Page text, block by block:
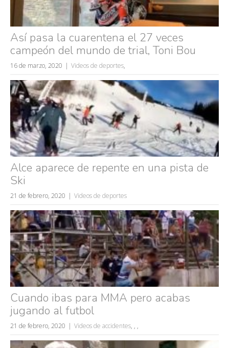
Búsquedas populares
mujeres guapas
volver a nacer
accidentes
rusos
caídas
Así pasa la cuarentena el 27 veces
campeón del mundo de trial, Toni Bou
16 de marzo, 2020 Videos de deportes,
Alce aparece de repente en una pista de
Ski
21 de febrero, 2020 Videos de deportes
Cuando ibas para MMA pero acabas
jugando al futbol
21 de febrero, 2020 Videos de accidentes, , ,